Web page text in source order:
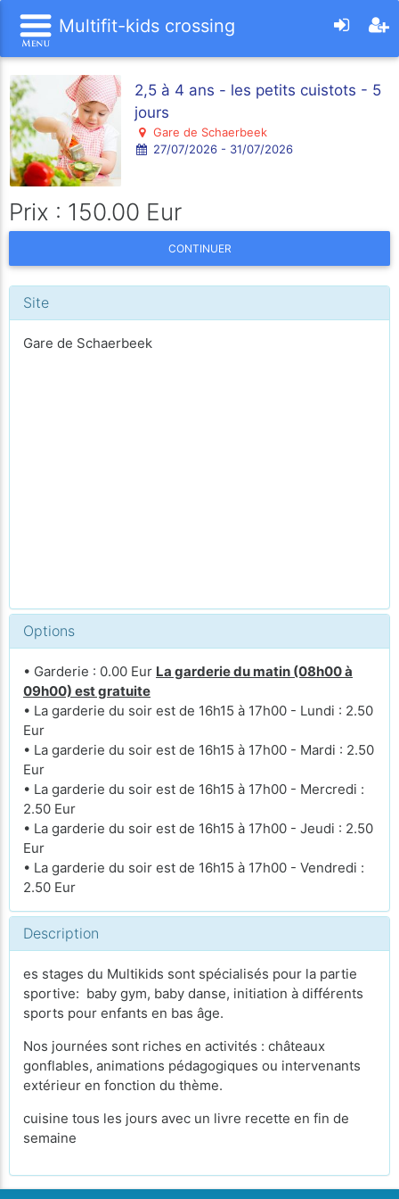
Multifit-kids crossing
2,5 à 4 ans - les petits cuistots - 5
jours
Gare de Schaerbeek
27/07/2026 - 31/07/2026
Prix : 150.00 Eur
CONTINUER
Site
Gare de Schaerbeek
Options
• Garderie : 0.00 Eur La garderie du matin (08h00 à
09h00) est gratuite
• La garderie du soir est de 16h15 à 17h00 - Lundi : 2.50
Eur
• La garderie du soir est de 16h15 à 17h00 - Mardi : 2.50
Eur
• La garderie du soir est de 16h15 à 17h00 - Mercredi :
2.50 Eur
• La garderie du soir est de 16h15 à 17h00 - Jeudi : 2.50
Eur
• La garderie du soir est de 16h15 à 17h00 - Vendredi :
2.50 Eur
Description
es stages du Multikids sont spécialisés pour la partie
sportive: baby gym, baby danse, initiation à différents
sports pour enfants en bas âge.
Nos journées sont riches en activités : châteaux
gonflables, animations pédagogiques ou intervenants
extérieur en fonction du thème.
cuisine tous les jours avec un livre recette en fin de
semaine